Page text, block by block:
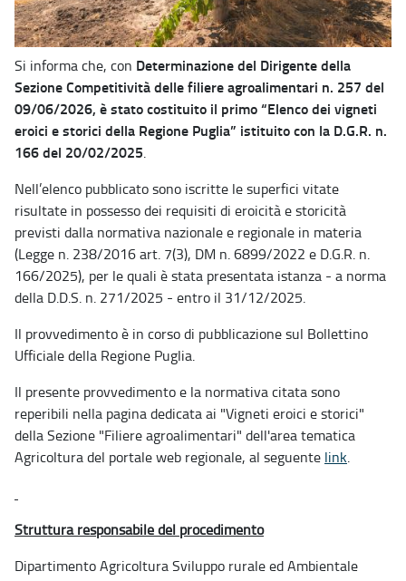
Si informa che, con Determinazione del Dirigente della
Sezione Competitività delle filiere agroalimentari n. 257 del
09/06/2026, è stato costituito il primo “Elenco dei vigneti
eroici e storici della Regione Puglia” istituito con la D.G.R. n.
166 del 20/02/2025.
Nell’elenco pubblicato sono iscritte le superfici vitate
risultate in possesso dei requisiti di eroicità e storicità
previsti dalla normativa nazionale e regionale in materia
(Legge n. 238/2016 art. 7(3), DM n. 6899/2022 e D.G.R. n.
166/2025), per le quali è stata presentata istanza - a norma
della D.D.S. n. 271/2025 - entro il 31/12/2025.
Il provvedimento è in corso di pubblicazione sul Bollettino
Ufficiale della Regione Puglia.
Il presente provvedimento e la normativa citata sono
reperibili nella pagina dedicata ai "Vigneti eroici e storici"
della Sezione "Filiere agroalimentari" dell'area tematica
Agricoltura del portale web regionale, al seguente link.
Struttura responsabile del procedimento
Dipartimento Agricoltura Sviluppo rurale ed Ambientale